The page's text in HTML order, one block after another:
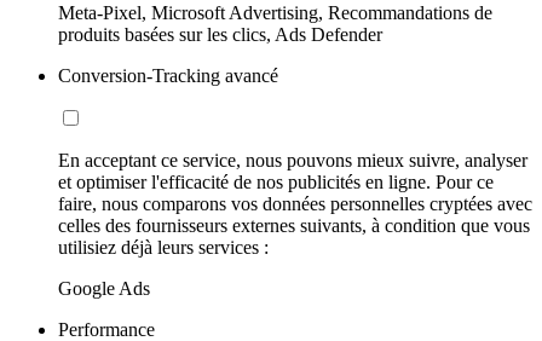
Meta-Pixel, Microsoft Advertising, Recommandations de
produits basées sur les clics, Ads Defender
Conversion-Tracking avancé
En acceptant ce service, nous pouvons mieux suivre, analyser
et optimiser l'efficacité de nos publicités en ligne. Pour ce
faire, nous comparons vos données personnelles cryptées avec
celles des fournisseurs externes suivants, à condition que vous
utilisiez déjà leurs services :
Google Ads
Performance